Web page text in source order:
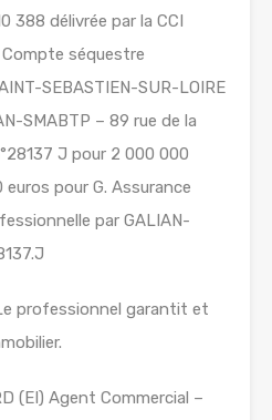
388 délivrée par la CCI
séquestre
SEBASTIEN-SUR-LOIRE
SMABTP – 89 rue de la
J pour 2 000 000
pour G. Assurance
par GALIAN-
professionnel garantit et
(EI) Agent Commercial –